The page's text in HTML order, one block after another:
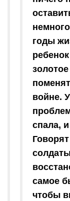
годы
войне.
спала,
самое
чтобы